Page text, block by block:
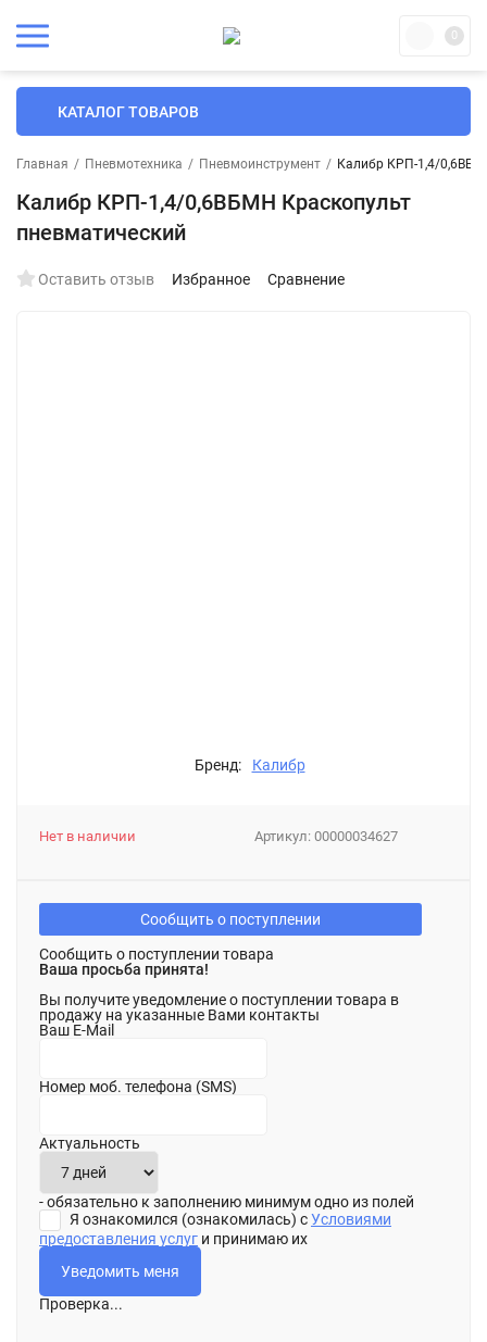
0
КАТАЛОГ ТОВАРОВ
Главная / Пневмотехника / Пневмоинструмент / Калибр КРП-1,4/
Калибр КРП-1,4/0,6ВБМН Краскопульт
пневматический
Оставить отзыв Избранное Сравнение
Бренд: Калибр
Артикул: 00000034627
Нет в наличии
Сообщить о поступлении
Сообщить о поступлении товара
Ваша просьба принята!
Вы получите уведомление о поступлении товара в
продажу на указанные Вами контакты
Ваш E-Mail
Номер моб. телефона (SMS)
Актуальность
- обязательно к заполнению минимум одно из полей
Я ознакомился (ознакомилась) сУсловиями
предоставления услуг и принимаю их
Проверка...